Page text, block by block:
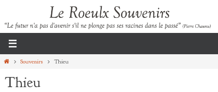
contenu
HomeSouvenirs Thieu
Thieu